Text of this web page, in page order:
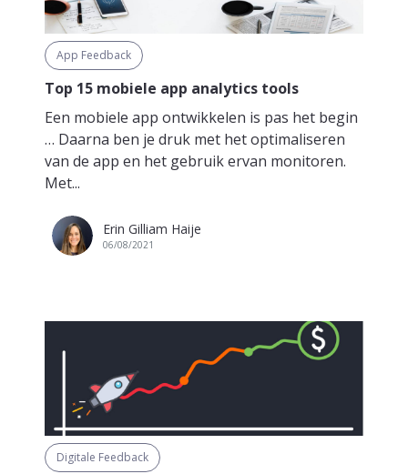
App Feedback
Top 15 mobiele app analytics tools
Een mobiele app ontwikkelen is pas het begin
… Daarna ben je druk met het optimaliseren
van de app en het gebruik ervan monitoren.
Met...
Erin Gilliam Haije
06/08/2021
Digitale Feedback